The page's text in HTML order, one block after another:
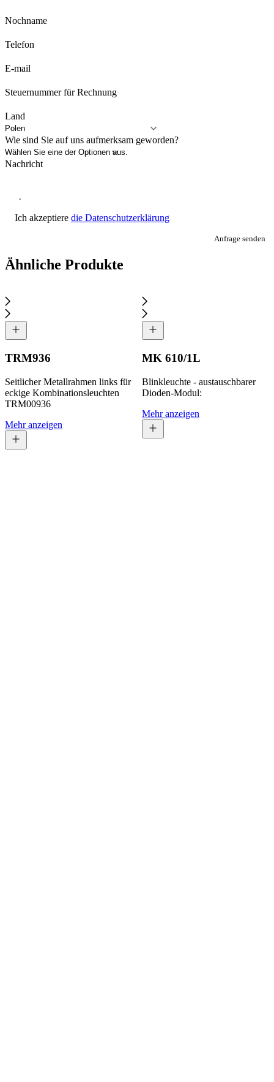
Nochname
Telefon
E-mail
Steuernummer für Rechnung
Land
Wie sind Sie auf uns aufmerksam geworden?
Nachricht
Ich akzeptiere die Datenschutzerklärung
Anfrage senden
Ähnliche Produkte
TRM936
Seitlicher Metallrahmen links für
eckige Kombinationsleuchten
TRM00936
Mehr anzeigen
MK 610/1L
Blinkleuchte - austauschbarer
Dioden-Modul:
Mehr anzeigen